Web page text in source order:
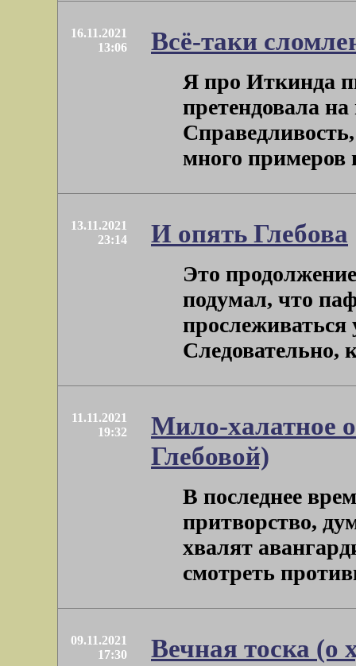
16.11.2021
13:06
Всё-таки
Я про Иткинда
претендовала
много примеров
13.11.2021
23:14
И опять Глебова
Это
подумал, что
прослеживаться
Следовательно,
11.11.2021
19:32
Мило-халатное
Глебовой)
В последнее
притворство,
хвалят
смотреть
09.11.2021
17:30
Вечная тоска (о